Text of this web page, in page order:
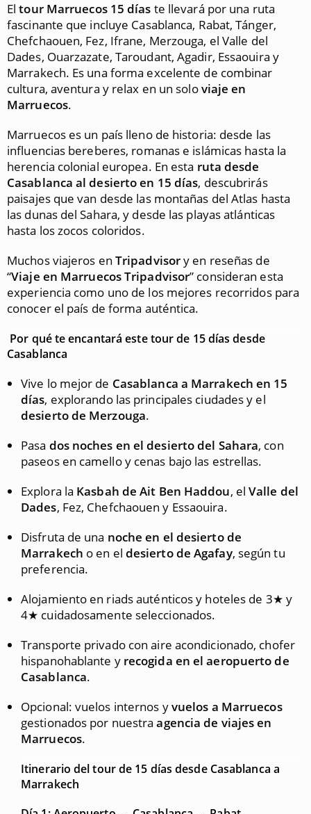
Eltour Marruecos 15 días te llevará por una ruta
fascinante que incluye Casablanca, Rabat, Tánger,
Chefchaouen, Fez, Ifrane, Merzouga, el Valle del
Dades, Ouarzazate, Taroudant, Agadir, Essaouira y
Marrakech. Es una forma excelente de combinar
cultura, aventura y relax en un soloviaje en
Marruecos.
Marruecos es un país lleno de historia: desde las
influencias bereberes, romanas e islámicas hasta la
herencia colonial europea. En esta ruta desde
Casablanca al desierto en 15 días, descubrirás
paisajes que van desde las montañas del Atlas hasta
las dunas del Sahara, y desde las playas atlánticas
hasta los zocos coloridos.
Muchos viajeros en Tripadvisory en reseñas de
“Viaje en Marruecos Tripadvisor” consideran esta
experiencia como uno de los mejores recorridos para
conocer el país de forma auténtica.
Por qué te encantará este tour de 15 días desde
Casablanca
Vive lo mejor de Casablanca a Marrakech en 15
días, explorando las principales ciudades y el
desierto de Merzouga.
Pasa dos noches en el desierto del Sahara, con
paseos en camello y cenas bajo las estrellas.
Explora la Kasbah de Ait Ben Haddou, elValle del
Dades, Fez, Chefchaouen y Essaouira.
Disfruta de una noche en el desierto de
Marrakech o en el desierto de Agafay, según tu
preferencia.
Alojamiento en riads auténticos y hoteles de 3★ y
4★ cuidadosamente seleccionados.
Transporte privado con aire acondicionado, chofer
hispanohablante y recogida en el aeropuerto de
Casablanca.
Opcional: vuelos internos yvuelos a Marruecos
gestionados por nuestraagencia de viajes en
Marruecos.
Itinerario del tour de 15 días desde Casablanca a
Marrakech